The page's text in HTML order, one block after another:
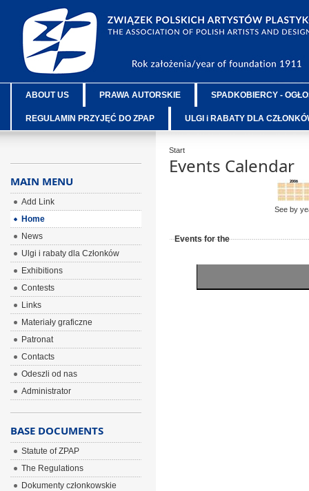
ABOUT US PRAWA AUTORSKIE SPADKOBIERCY -
REGULAMIN PRZYJĘĆ DO ZPAP ULGI i RABATY DLA
Start
Events Calendar
See by
Events for the
MAIN MENU
Add Link
Home
News
Ulgi i rabaty dla Członków
Exhibitions
Contests
Links
Materiały graficzne
Patronat
Contacts
Odeszli od nas
Administrator
BASE DOCUMENTS
Statute of ZPAP
The Regulations
Dokumenty członkowskie